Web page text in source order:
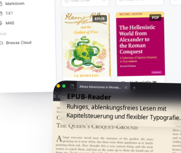
EPUB-Reader
Ruhiges, ablenkungsfreies Lesen mit
Kapitelsteuerung und flexibler Typografie.